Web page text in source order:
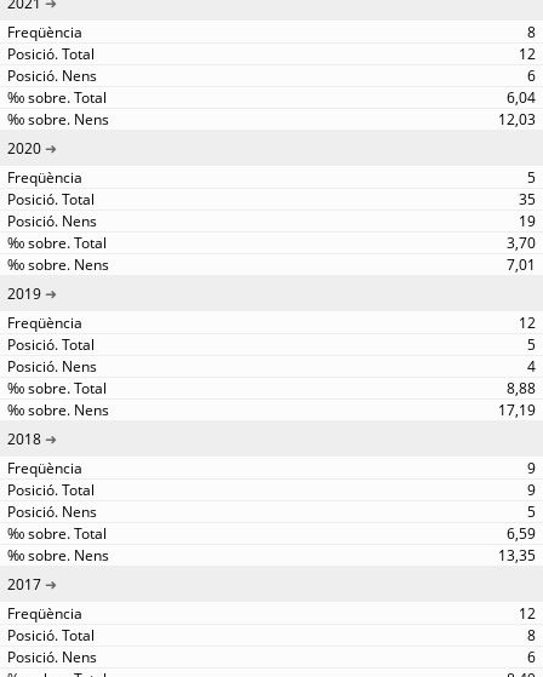
8
12
6
6,04
12,03
2020
5
35
19
3,70
7,01
2019
12
5
4
8,88
17,19
2018
9
9
5
6,59
13,35
2017
12
8
6